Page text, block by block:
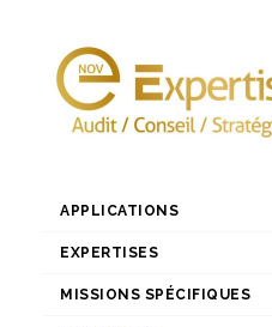
APPLICATIONS
EXPERTISES
MISSIONS SPÉCIFIQUES